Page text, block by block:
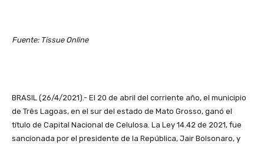
Fuente: Tissue Online
BRASIL (26/4/2021).- El 20 de abril del corriente año, el municipio
de Três Lagoas, en el sur del estado de Mato Grosso, ganó el
título de Capital Nacional de Celulosa. La Ley 14.42 de 2021, fue
sancionada por el presidente de la República, Jair Bolsonaro, y